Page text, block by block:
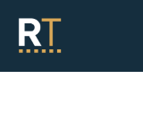
conteúdo